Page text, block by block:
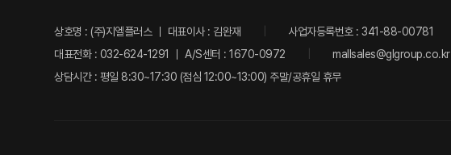
상호명 : (주)지엘플러스 ｜ 대표이사 : 김완재 사업자등록번호 : 341-88-00781
대표전화 : 032-624-1291 ｜ A/S센터 : 1670-0972
mallsales@glgroup.co.kr
상담시간 : 평일 8:30~17:30 (점심 12:00~13:00) 주말/공휴일 휴무